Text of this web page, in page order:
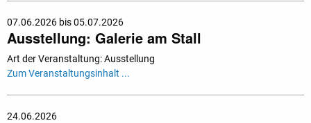
07.06.2026 bis 05.07.2026
Ausstellung: Galerie am Stall
Art der Veranstaltung: Ausstellung
Zum Veranstaltungsinhalt ...
24.06.2026